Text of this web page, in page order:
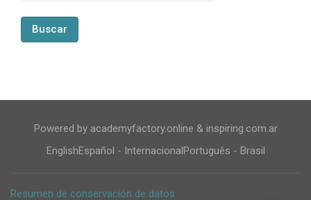
Powered by academyfactory.online & inspiring.com.ar
EnglishEspañol - InternacionalPortuguês - Brasil
Resumen de conservación de datos